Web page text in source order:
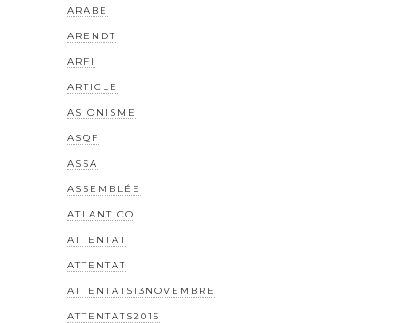
ARABE
ARENDT
ARFI
ARTICLE
ASIONISME
ASQF
ASSA
ASSEMBLÉE
ATLANTICO
ATTENTAT
ATTENTAT
ATTENTATS13NOVEMBRE
ATTENTATS2015